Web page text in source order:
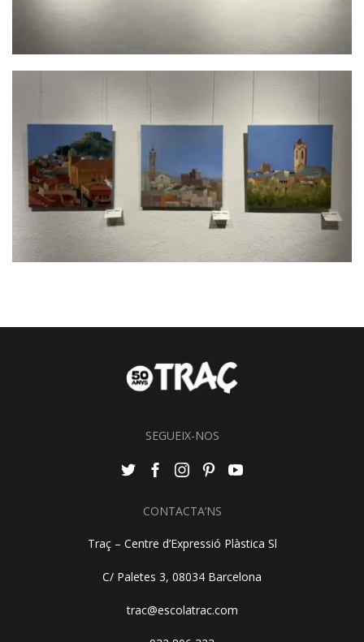
SEGUEIX-NOS
CONTACTA’NS
Traç – Centre d’Expressió Plàstica Sl
C/ Paletes 3, 08034 Barcelona
trac@escolatrac.com